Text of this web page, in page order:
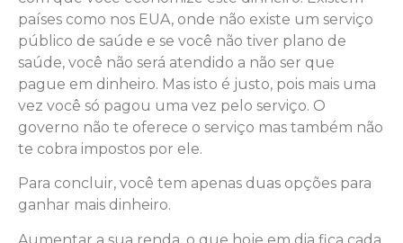
países como nos EUA, onde não existe um serviço
público de saúde e se você não tiver plano de
saúde, você não será atendido a não ser que
pague em dinheiro. Mas isto é justo, pois mais uma
vez você só pagou uma vez pelo serviço. O
governo não te oferece o serviço mas também não
te cobra impostos por ele.
Para concluir, você tem apenas duas opções para
ganhar mais dinheiro.
Aumentar a sua renda, o que hoje em dia fica cada